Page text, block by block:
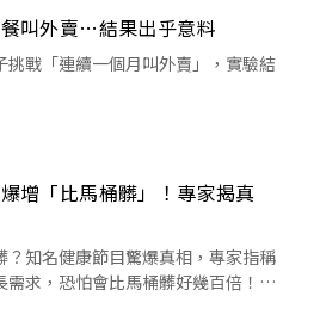
叫外賣…結果出乎意料
挑戰「連續一個月叫外賣」，實驗結
增「比馬桶髒」！專家揭真
？知名健康節目驚爆真相，專家指稱
需求，恐怕會比馬桶髒好幾百倍！如
瀉甚至是嚴重疾病。